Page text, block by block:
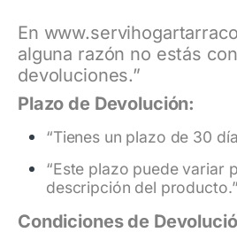
En
alguna razón no estás
devoluciones.”
Plazo de Devolución:
“Tienes un plazo de 30
“Este plazo puede variar
descripción del producto.”
Condiciones de